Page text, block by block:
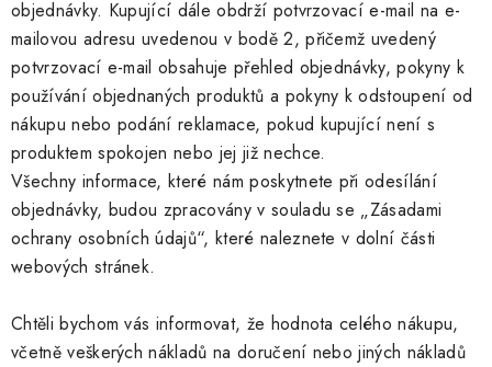
objednávky. Kupující dále obdrží potvrzovací e-mail na e-
mailovou adresu uvedenou v bodě 2, přičemž uvedený
potvrzovací e-mail obsahuje přehled objednávky, pokyny k
používání objednaných produktů a pokyny k odstoupení od
nákupu nebo podání reklamace, pokud kupující není s
produktem spokojen nebo jej již nechce.
Všechny informace, které nám poskytnete při odesílání
objednávky, budou zpracovány v souladu se „Zásadami
ochrany osobních údajů“, které naleznete v dolní části
webových stránek.
Chtěli bychom vás informovat, že hodnota celého nákupu,
včetně veškerých nákladů na doručení nebo jiných nákladů